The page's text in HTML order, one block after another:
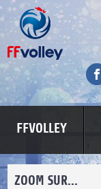
FFVOLLEY
ZOOM SUR...